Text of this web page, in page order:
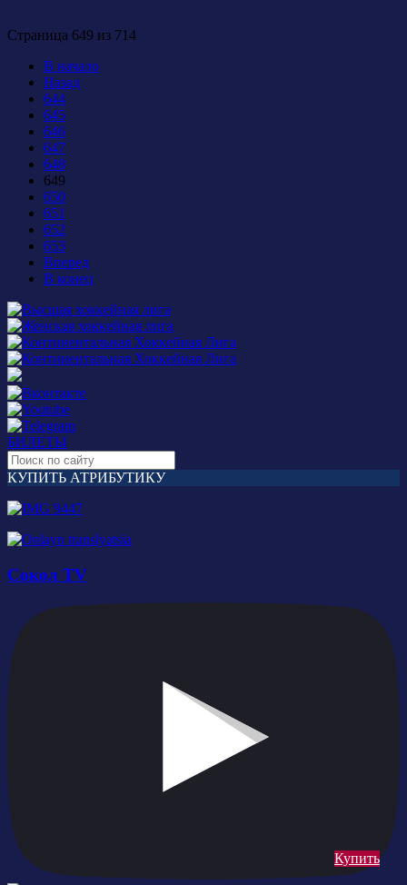
Страница 649 из 714
В начало
Назад
644
645
646
647
648
649
650
651
652
653
Вперед
В конец
БИЛЕТЫ
КУПИТЬ АТРИБУТИКУ
Купить
Сокол TV